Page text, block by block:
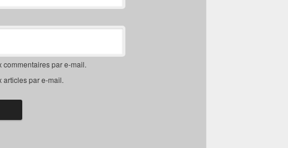
par e-mail.
articles par e-mail.